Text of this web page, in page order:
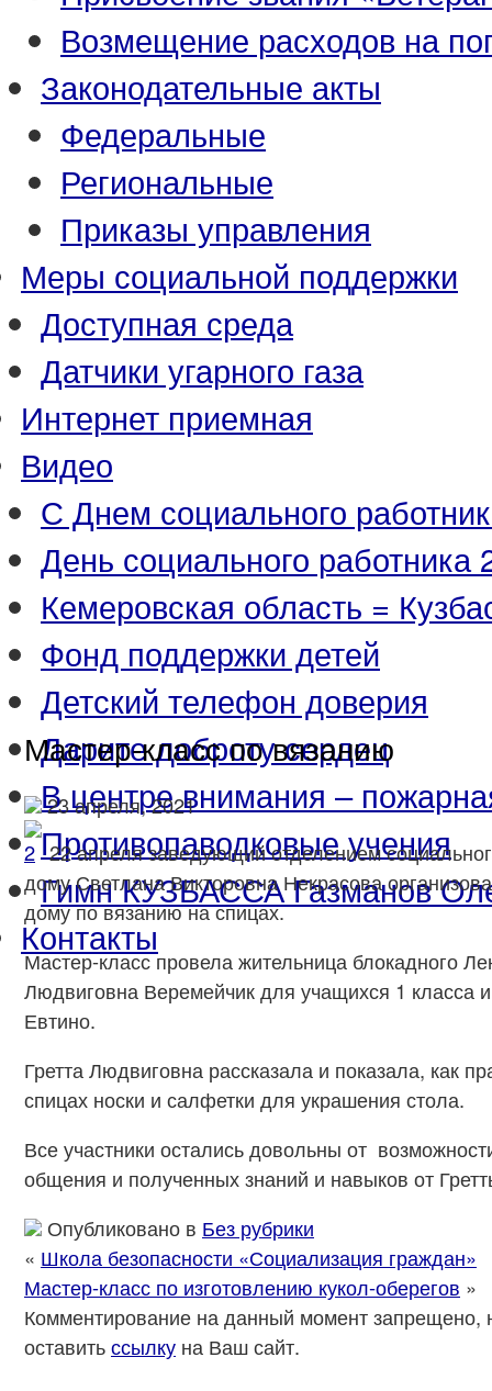
Возмещение расходов на
Законодательные акты
Федеральные
Региональные
Приказы управления
Меры социальной поддержки
Доступная среда
Датчики угарного газа
Интернет приемная
Видео
С Днем социального
День социального работника
Кемеровская область =
Фонд поддержки детей
Детский телефон доверия
Дарите доброту сердец
В центре внимания –
Противопаводковые учения
Гимн КУЗБАССА Газманов
Контакты
Мастер-класс по вязанию
23 апреля, 2021
22 апреля заведующий отделением
дому Светлана Викторовна Некрасова
дому по вязанию на спицах.
Мастер-класс провела жительница блокадного
Людвиговна Веремейчик для учащихся 1 класса
Евтино.
Гретта Людвиговна рассказала и показала, как
спицах носки и салфетки для украшения стола.
Все участники остались довольны от
общения и полученных знаний и навыков от
Опубликовано в Без рубрики
« Школа безопасности «Социализация граждан»
Мастер-класс по изготовлению кукол-оберегов »
Комментирование на данный момент запрещено,
оставитьссылку на Ваш сайт.